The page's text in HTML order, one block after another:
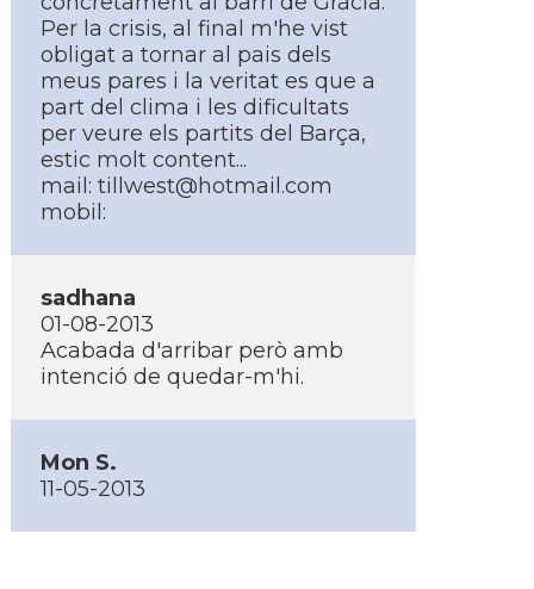
Per la crisis, al final m'he vist
obligat a tornar al pais dels
meus pares i la veritat es que a
part del clima i les dificultats
per veure els partits del Barça,
estic molt content...
mail: tillwest@hotmail.com
mobil:
sadhana
01-08-2013
Acabada d'arribar però amb
intenció de quedar-m'hi.
Mon S.
11-05-2013